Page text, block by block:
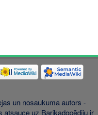
un nosaukuma autors -
uz Barikadopēdiju ir